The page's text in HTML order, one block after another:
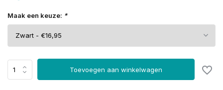
Maak een keuze: *
Toevoegen aan winkelwagen